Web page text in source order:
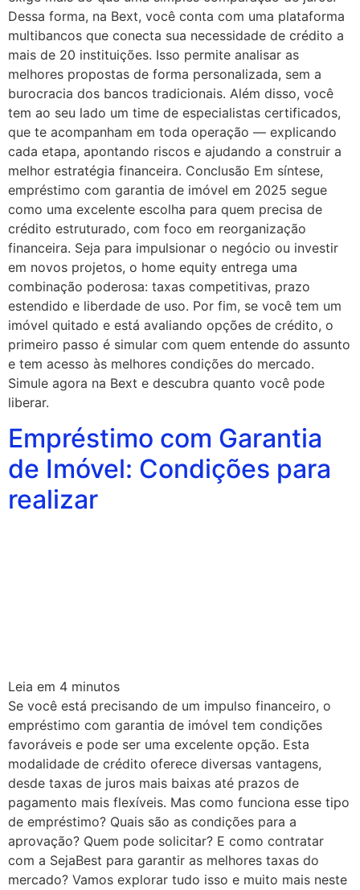
Dessa forma, na Bext, você conta com uma plataforma
multibancos que conecta sua necessidade de crédito a
mais de 20 instituições. Isso permite analisar as
melhores propostas de forma personalizada, sem a
burocracia dos bancos tradicionais. Além disso, você
tem ao seu lado um time de especialistas certificados,
que te acompanham em toda operação — explicando
cada etapa, apontando riscos e ajudando a construir a
melhor estratégia financeira. Conclusão Em síntese,
empréstimo com garantia de imóvel em 2025 segue
como uma excelente escolha para quem precisa de
crédito estruturado, com foco em reorganização
financeira. Seja para impulsionar o negócio ou investir
em novos projetos, o home equity entrega uma
combinação poderosa: taxas competitivas, prazo
estendido e liberdade de uso. Por fim, se você tem um
imóvel quitado e está avaliando opções de crédito, o
primeiro passo é simular com quem entende do assunto
e tem acesso às melhores condições do mercado.
Simule agora na Bext e descubra quanto você pode
liberar.
Empréstimo com Garantia
de Imóvel: Condições para
realizar
Leia em 4 minutos
Se você está precisando de um impulso financeiro, o
empréstimo com garantia de imóvel tem condições
favoráveis e pode ser uma excelente opção. Esta
modalidade de crédito oferece diversas vantagens,
desde taxas de juros mais baixas até prazos de
pagamento mais flexíveis. Mas como funciona esse tipo
de empréstimo? Quais são as condições para a
aprovação? Quem pode solicitar? E como contratar
com a SejaBest para garantir as melhores taxas do
mercado? Vamos explorar tudo isso e muito mais neste